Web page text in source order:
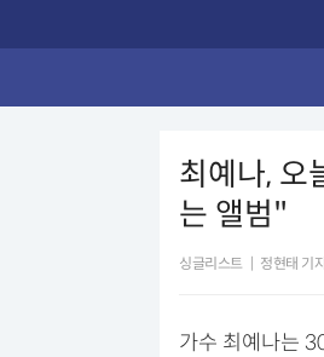
최예나, 오
는 앨범"
싱글리스트 정현태 기
가수 최예나는